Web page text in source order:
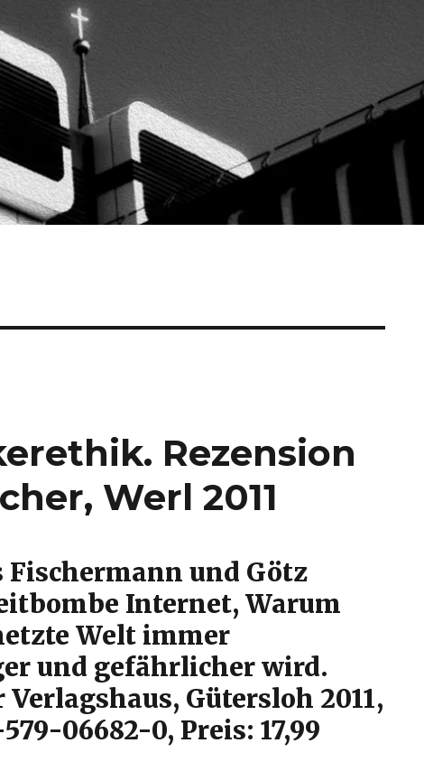
Rezension
Werl 2011
Fischermann und Götz
Internet, Warum
Welt immer
und gefährlicher wird.
Gütersloh 2011,
06682-0, Preis: 17,99